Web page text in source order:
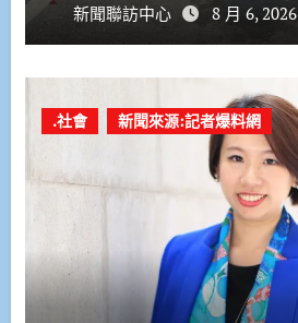
新聞聯訪中心 8 月 6, 2026
.社會 新聞來源:記者爆料網